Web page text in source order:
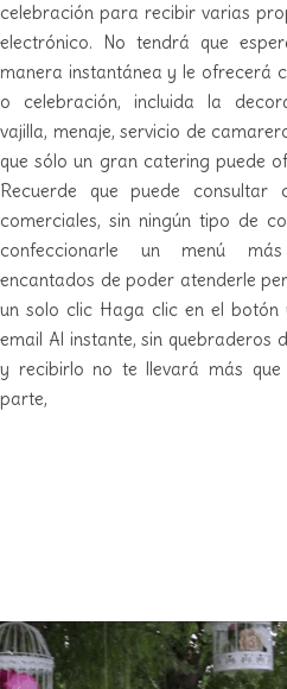
celebración para recibir varias
electrónico. No tendrá que
manera instantánea y le ofrecerá
o celebración, incluida la
vajilla, menaje, servicio de
que sólo un gran catering puede
Recuerde que puede consultar
comerciales, sin ningún tipo de
confeccionarle un menú más
encantados de poder atenderle
un solo clic Haga clic en el botón
email Al instante, sin quebraderos
y recibirlo no te llevará más
parte,